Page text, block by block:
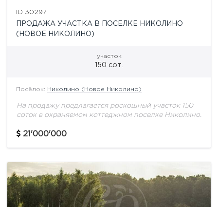
ID 30297
ПРОДАЖА УЧАСТКА В ПОСЕЛКЕ НИКОЛИНО
(НОВОЕ НИКОЛИНО)
участок
150 сот.
Посёлок: Николино (Новое Николино)
На продажу предлагается роскошный участок 150
соток в охраняемом коттеджном поселке Николино.
21'000'000